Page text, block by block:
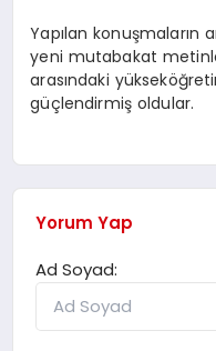
Yapılan konuşmaların
yeni mutabakat
arasındaki
güçlendirmiş oldular.
Yorum Yap
Ad Soyad: